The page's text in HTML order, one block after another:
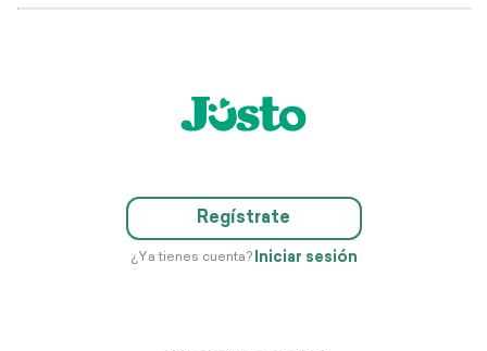
Regístrate
¿Ya tienes cuenta? Iniciar sesión